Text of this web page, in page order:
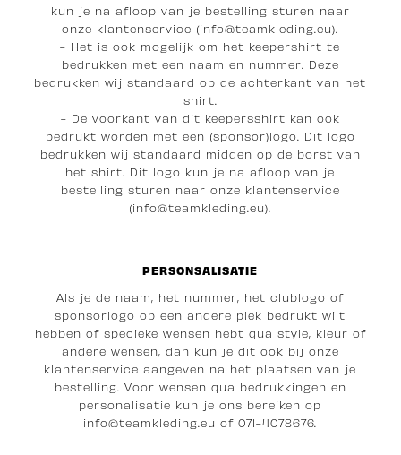
kun je na afloop van je bestelling sturen naar
onze klantenservice (info@teamkleding.eu).
- Het is ook mogelijk om het keepershirt te
bedrukken met een naam en nummer. Deze
bedrukken wij standaard op de achterkant van het
shirt.
- De voorkant van dit keepersshirt kan ook
bedrukt worden met een (sponsor)logo. Dit logo
bedrukken wij standaard midden op de borst van
het shirt. Dit logo kun je na afloop van je
bestelling sturen naar onze klantenservice
(info@teamkleding.eu).
PERSONSALISATIE
Als je de naam, het nummer, het clublogo of
sponsorlogo op een andere plek bedrukt wilt
hebben of specieke wensen hebt qua style, kleur of
andere wensen, dan kun je dit ook bij onze
klantenservice aangeven na het plaatsen van je
bestelling. Voor wensen qua bedrukkingen en
personalisatie kun je ons bereiken op
i nfo@teamkleding.eu of 071-4078676.